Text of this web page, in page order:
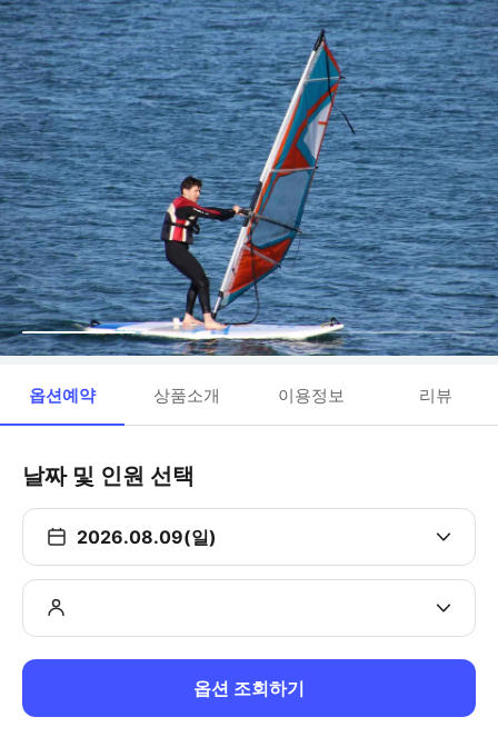
옵션예약 상품소개 이용정보 리뷰
날짜 및 인원 선택
2026.08.09(일)
옵션 조회하기